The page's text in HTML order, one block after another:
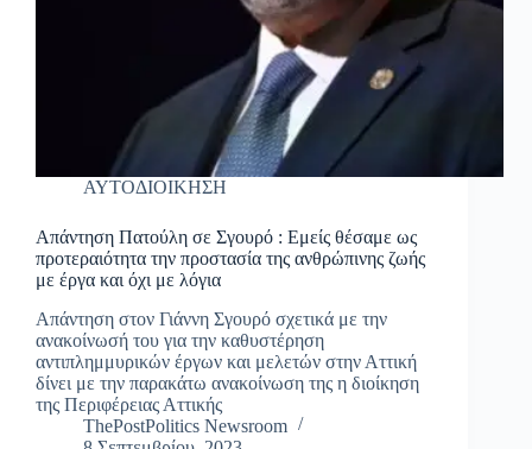
ΑΥΤΟΔΙΟΙΚΗΣΗ
Απάντηση Πατούλη σε Σγουρό : Εμείς θέσαμε ως
προτεραιότητα την προστασία της ανθρώπινης ζωής
με έργα και όχι με λόγια
Απάντηση στον Γιάννη Σγουρό σχετικά με την
ανακοίνωσή του για την καθυστέρηση
αντιπλημμυρικών έργων και μελετών στην Αττική
δίνει με την παρακάτω ανακοίνωση της η διοίκηση
της Περιφέρειας Αττικής
ThePostPolitics Newsroom